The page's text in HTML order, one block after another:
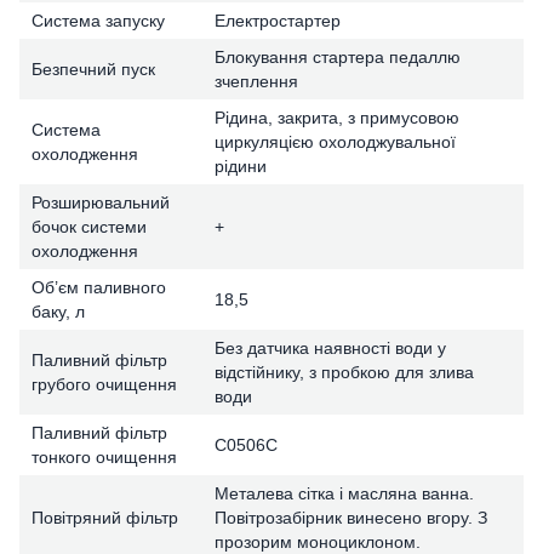
Система запуску Електростартер
Безпечний пуск
Блокування стартера педаллю
зчеплення
Система
охолодження
Рідина, закрита, з примусовою
циркуляцією охолоджувальної
рідини
Розширювальний
бочок системи
охолодження
+
Об’єм паливного
баку, л
18,5
Паливний фільтр
грубого очищення
Без датчика наявності води у
відстійнику, з пробкою для злива
води
Паливний фільтр
тонкого очищення
C0506C
Повітряний фільтр
Металева сітка і масляна ванна.
Повітрозабірник винесено вгору. З
прозорим моноциклоном.